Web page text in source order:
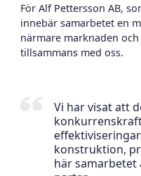
För Alf Pettersson AB,
innebär samarbetet en
närmare marknaden
tillsammans med oss.
Vi har visat att
konstruktion,
här